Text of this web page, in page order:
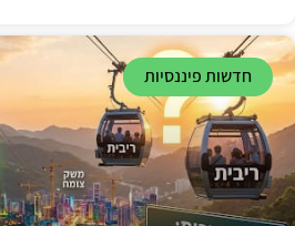
חדשות פיננסיות